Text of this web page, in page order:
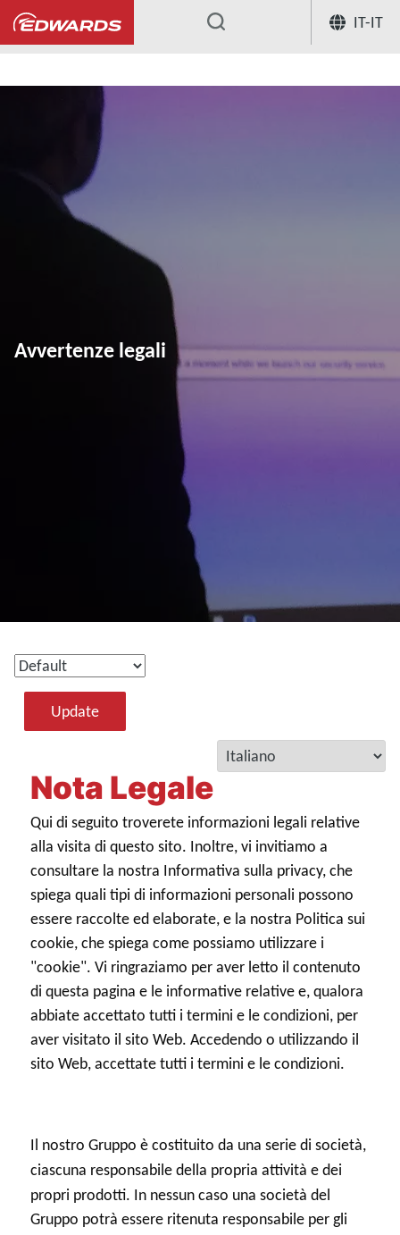
IT-IT
...
Avvertenze legali
Update
Nota Legale
Qui di seguito troverete informazioni legali relative
alla visita di questo sito. Inoltre, vi invitiamo a
consultare la nostra Informativa sulla privacy, che
spiega quali tipi di informazioni personali possono
essere raccolte ed elaborate, e la nostra Politica sui
cookie, che spiega come possiamo utilizzare i
"cookie". Vi ringraziamo per aver letto il contenuto
di questa pagina e le informative relative e, qualora
abbiate accettato tutti i termini e le condizioni, per
aver visitato il sito Web. Accedendo o utilizzando il
sito Web, accettate tutti i termini e le condizioni.
Il nostro Gruppo è costituito da una serie di società,
ciascuna responsabile della propria attività e dei
propri prodotti. In nessun caso una società del
Gruppo potrà essere ritenuta responsabile per gli